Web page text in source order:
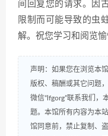
间回复您的请求。因
限制而可能导致的虫
解。祝您学习和阅览愉
声明：如果您在浏览本
版权、稿酬或其它问题
微信“lfgorg”联系我们，
题。本馆所有内容为本
馆同意前，禁止复制、